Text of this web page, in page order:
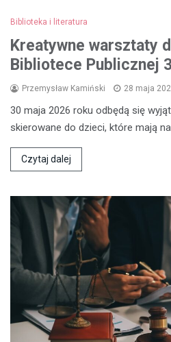
Biblioteka i literatura
Kreatywne warsztaty
Bibliotece Publicznej
Przemysław Kamiński 28 maja
30 maja 2026 roku odbędą się
skierowane do dzieci, które mają
Czytaj dalej